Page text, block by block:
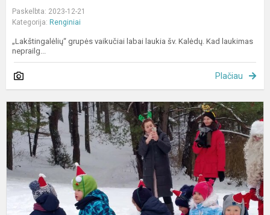
Paskelbta: 2023-12-21
Kategorija: Renginiai
„Lakštingalėlių“ grupės vaikučiai labai laukia šv. Kalėdų. Kad laukimas
neprailg...
Plačiau